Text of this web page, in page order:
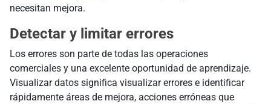
necesitan mejora.
Detectar y limitar errores
Los errores son parte de todas las operaciones
comerciales y una excelente oportunidad de aprendizaje.
Visualizar datos significa visualizar errores e identificar
rápidamente áreas de mejora, acciones erróneas que